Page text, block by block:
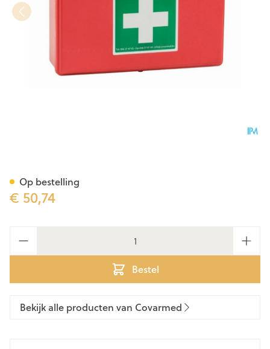
€ 50,74
Bestel
Op bestelling
Bekijk alle producten van Covarmed